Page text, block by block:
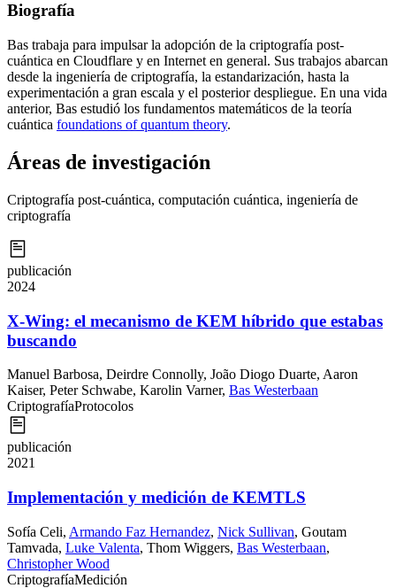
Biografía
Bas trabaja para impulsar la adopción de la criptografía post-
cuántica en Cloudflare y en Internet en general. Sus trabajos abarcan
desde la ingeniería de criptografía, la estandarización, hasta la
experimentación a gran escala y el posterior despliegue. En una vida
anterior, Bas estudió los fundamentos matemáticos de la teoría
cuántica foundations of quantum theory.
Áreas de investigación
Criptografía post-cuántica, computación cuántica, ingeniería de
criptografía
publicación
2024
X-Wing: el mecanismo de KEM híbrido que estabas
buscando
Manuel Barbosa, Deirdre Connolly, João Diogo Duarte, Aaron
Kaiser, Peter Schwabe, Karolin Varner, Bas Westerbaan
CriptografíaProtocolos
publicación
2021
Implementación y medición de KEMTLS
Sofía Celi, Armando Faz Hernandez, Nick Sullivan, Goutam
Tamvada, Luke Valenta, Thom Wiggers, Bas Westerbaan,
Christopher Wood
CriptografíaMedición